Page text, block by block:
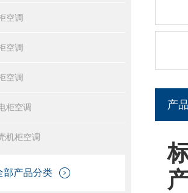
空调
空调
空调
柜空调
机柜空调
部产品分类
产